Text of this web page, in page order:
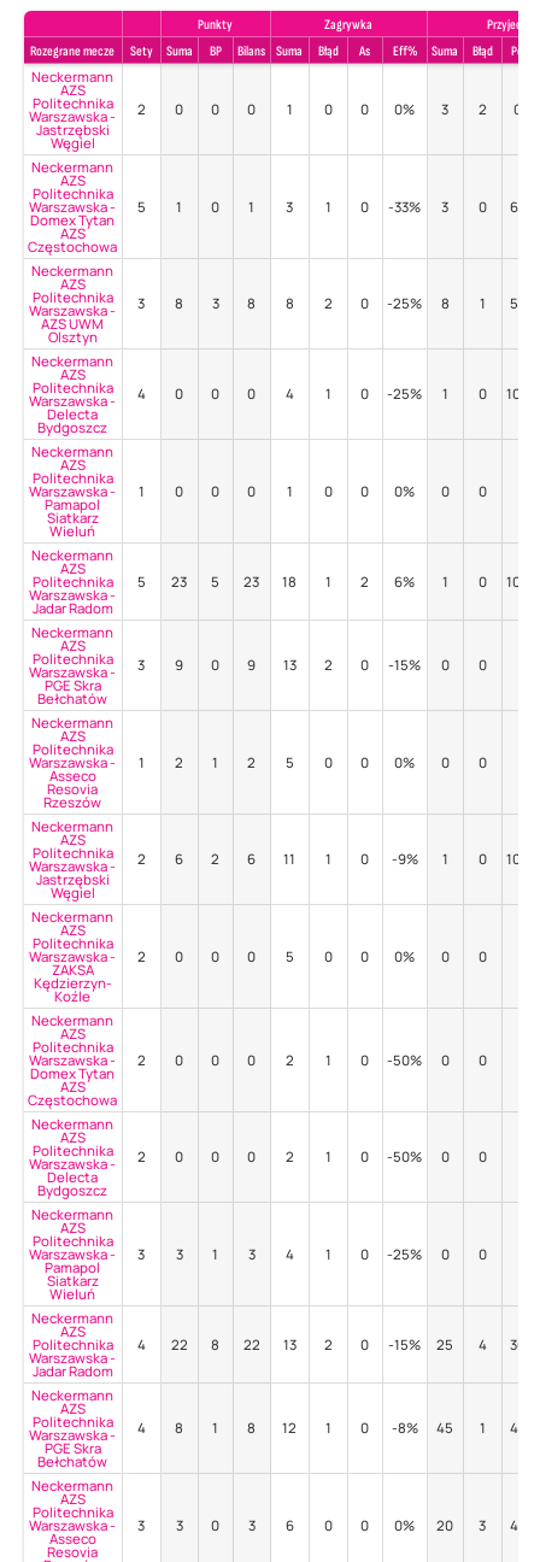
Punkty Zagrywka
Przyjecie
Rozegrane mecze
Sety Suma BP Bilans Suma Błąd As Eff% Suma Błąd Poz%
Neckermann
AZS
Politechnika
Warszawska -
Jastrzębski
Węgiel
2 0 0 0 1 0 0 0% 3 2 0%
Neckermann
AZS
Politechnika
Warszawska -
Domex Tytan
AZS
Częstochowa
5 1 0 1 3 1 0 -33% 3 0 67%
Neckermann
AZS
Politechnika
Warszawska -
AZS UWM
Olsztyn
3 8 3 8 8 2 0 -25% 8 1 50%
Neckermann
AZS
Politechnika
Warszawska -
Delecta
Bydgoszcz
4 0 0 0 4 1 0 -25% 1 0
Neckermann
AZS
Politechnika
Warszawska -
Pamapol
Siatkarz
Wieluń
1 0 0 0 1 0 0 0% 0 0
Neckermann
AZS
Politechnika
Warszawska -
Jadar Radom
5 23 5 23 18 1 2 6% 1 0
Neckermann
AZS
Politechnika
Warszawska -
PGE Skra
Bełchatów
3 9 0 9 13 2 0 -15% 0 0
Neckermann
AZS
Politechnika
Warszawska -
Asseco
Resovia
Rzeszów
1 2 1 2 5 0 0 0% 0 0
Neckermann
AZS
Politechnika
Warszawska -
Jastrzębski
Węgiel
2 6 2 6 11 1 0 -9% 1 0
Neckermann
AZS
Politechnika
Warszawska -
ZAKSA
Kędzierzyn-
Koźle
2 0 0 0 5 0 0 0% 0 0
Neckermann
AZS
Politechnika
Warszawska -
Domex Tytan
AZS
Częstochowa
2 0 0 0 2 1 0 -50% 0 0
Neckermann
AZS
Politechnika
Warszawska -
Delecta
Bydgoszcz
2 0 0 0 2 1 0 -50% 0 0
Neckermann
AZS
Politechnika
Warszawska -
Pamapol
Siatkarz
Wieluń
3 3 1 3 4 1 0 -25% 0 0
Neckermann
AZS
Politechnika
Warszawska -
Jadar Radom
4 22 8 22 13 2 0 -15% 25 4 36%
Neckermann
AZS
Politechnika
Warszawska -
PGE Skra
Bełchatów
4 8 1 8 12 1 0 -8% 45 1 42%
Neckermann
AZS
Politechnika
Warszawska -
Asseco
Resovia
3 3 0 3 6 0 0 0% 20 3 40%